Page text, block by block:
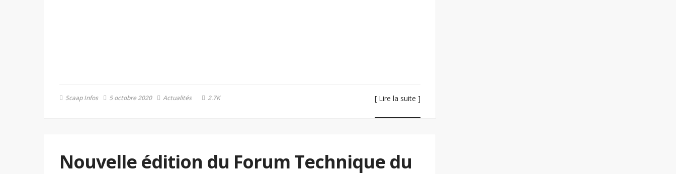
Scaap Infos 5 octobre 2020 Actualités 2.7K [ Lire la suite ]
Nouvelle édition du Forum Technique du